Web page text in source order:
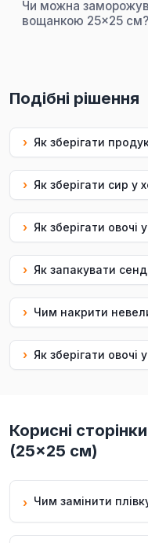
Чи можна
вощанкою 25×25 см?
Подібні рішення
›
›
›
›
›
›
Корисні
(25×25 см)
›